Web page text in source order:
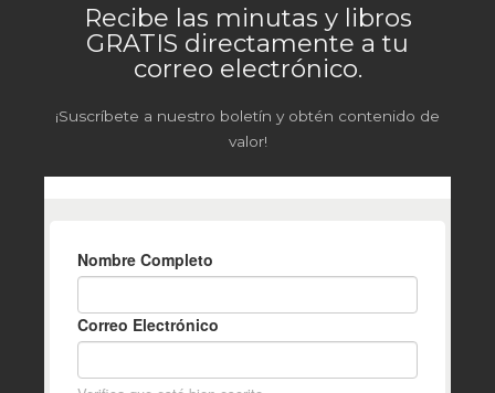
Recibe las minutas y libros
GRATIS directamente a tu
correo electrónico.
¡Suscríbete a nuestro boletín y obtén contenido de
valor!